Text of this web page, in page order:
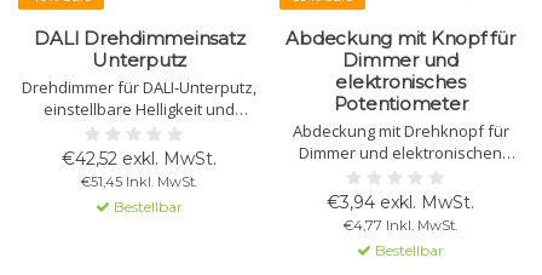
DALI Drehdimmeinsatz
Unterputz
Drehdimmer für DALI-Unterputz,
einstellbare Helligkeit und
Farbtemperatur. Für DALI-2
Steuerung, benötigt externe
DALI-Spannungsversorgung,
speichert Lichteinstellungen.
€42,52 exkl. MwSt.
€51,45 Inkl. MwSt.
Bestellbar
Abdeckung mit Knopf für
Dimmer und
elektronisches
Potentiometer
Abdeckung mit Drehknopf für
Dimmer und elektronischen
Potentiometer. Passend für Gira
System 55. In verschiedenen
Farben und Ausführungen
erhältlich. Einfache Montage.
€3,94 exkl. MwSt.
€4,77 Inkl. MwSt.
Bestellbar